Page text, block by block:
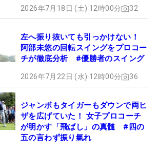
2026年7月18日 (土) 12時00分 32
左へ振り抜いても引っかけない！
阿部未悠の回転スイングをプロコー
チが徹底分析 #優勝者のスイング
2026年7月22日 (水) 12時00分 36
ジャンボもタイガーもダウンで両ヒ
ザを広げていた！ 女子プロコーチ
が明かす「飛ばし」の真髄 #四の
五の言わず振り氣れ